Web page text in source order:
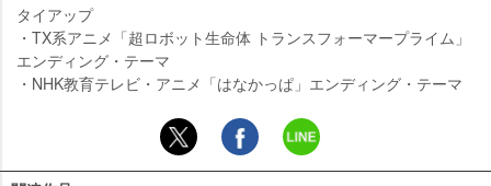
タイアップ
・TX系アニメ「超ロボット生命体 トランスフォーマープライム」
エンディング・テーマ
・NHK教育テレビ・アニメ「はなかっぱ」エンディング・テーマ